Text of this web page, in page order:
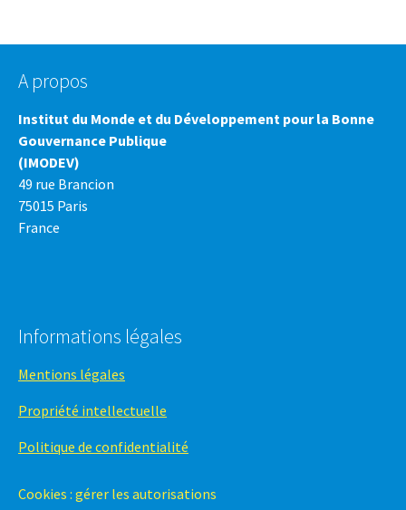
A propos
Institut du Monde et du Développement pour la Bonne
Gouvernance Publique
(IMODEV)
49 rue Brancion
75015 Paris
France
Informations légales
Mentions légales
Propriété intellectuelle
Politique de confidentialité
Cookies : gérer les autorisations